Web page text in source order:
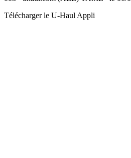
Télécharger le U-Haul Appli